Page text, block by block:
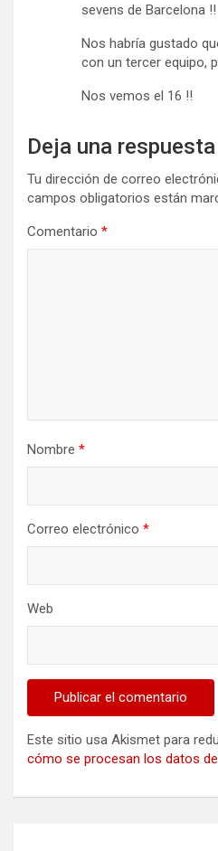
sevens de Barcelona !!
Nos habría gustado
con un tercer equipo,
Nos vemos el 16 !!
Deja una respuesta
Tu dirección de correo
campos obligatorios están
Comentario *
Nombre *
Correo electrónico *
Web
Este sitio usa Akismet para
cómo se procesan los datos